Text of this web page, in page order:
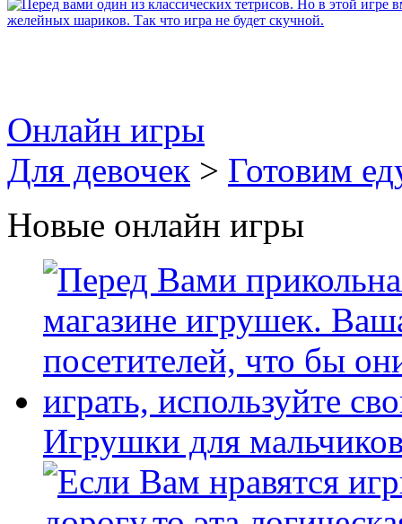
Онлайн игры
Для девочек > Готовим
Новые онлайн игры
Игрушки для